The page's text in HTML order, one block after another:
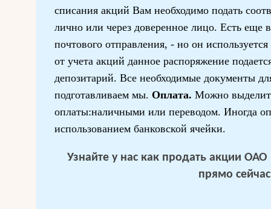
списания акций Вам необходимо подать
лично или через доверенное лицо. Есть еще
почтового отправления, - но он
от учета акций данное распоряжение
депозитарий. Все необходимые документы
подготавливаем мы. Оплата. Можно
оплаты:наличными или переводом. Иногда
использованием банковской ячейки.
Узнайте у нас как продать акции
прямо